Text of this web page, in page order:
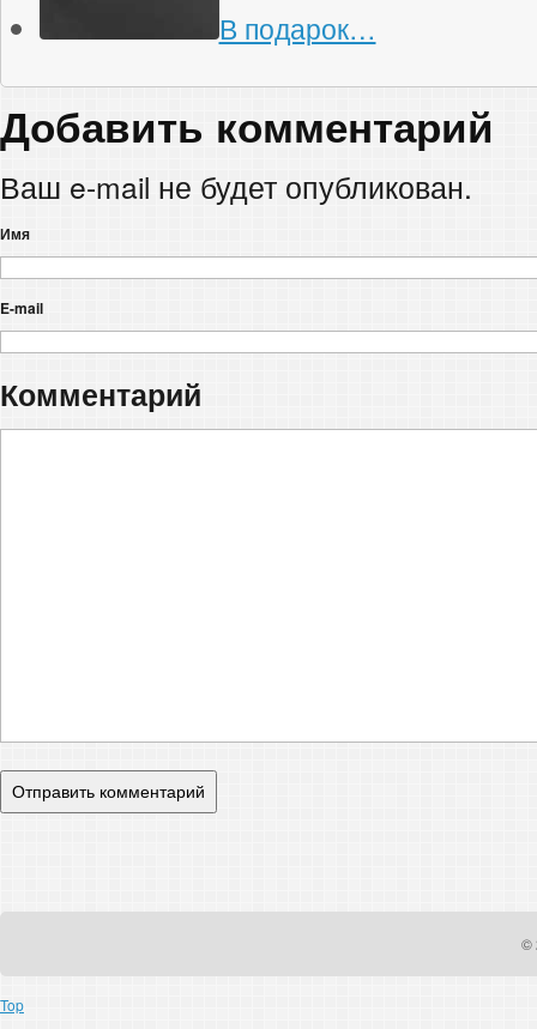
В подарок…
Добавить комментарий
Ваш e-mail не будет опубликован.
Имя
E-mail
Комментарий
©
Top